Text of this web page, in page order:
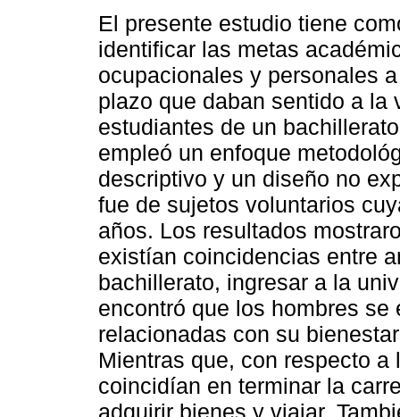
El presente estudio tiene
identificar las metas
ocupacionales y personales
plazo que daban sentido a la
estudiantes de un
empleó un enfoque
descriptivo y un diseño no
fue de sujetos voluntarios
años. Los resultados
existían coincidencias entre
bachillerato, ingresar a la
encontró que los hombres
relacionadas con su
Mientras que, con respecto
coincidían en terminar la
adquirir bienes y viajar.